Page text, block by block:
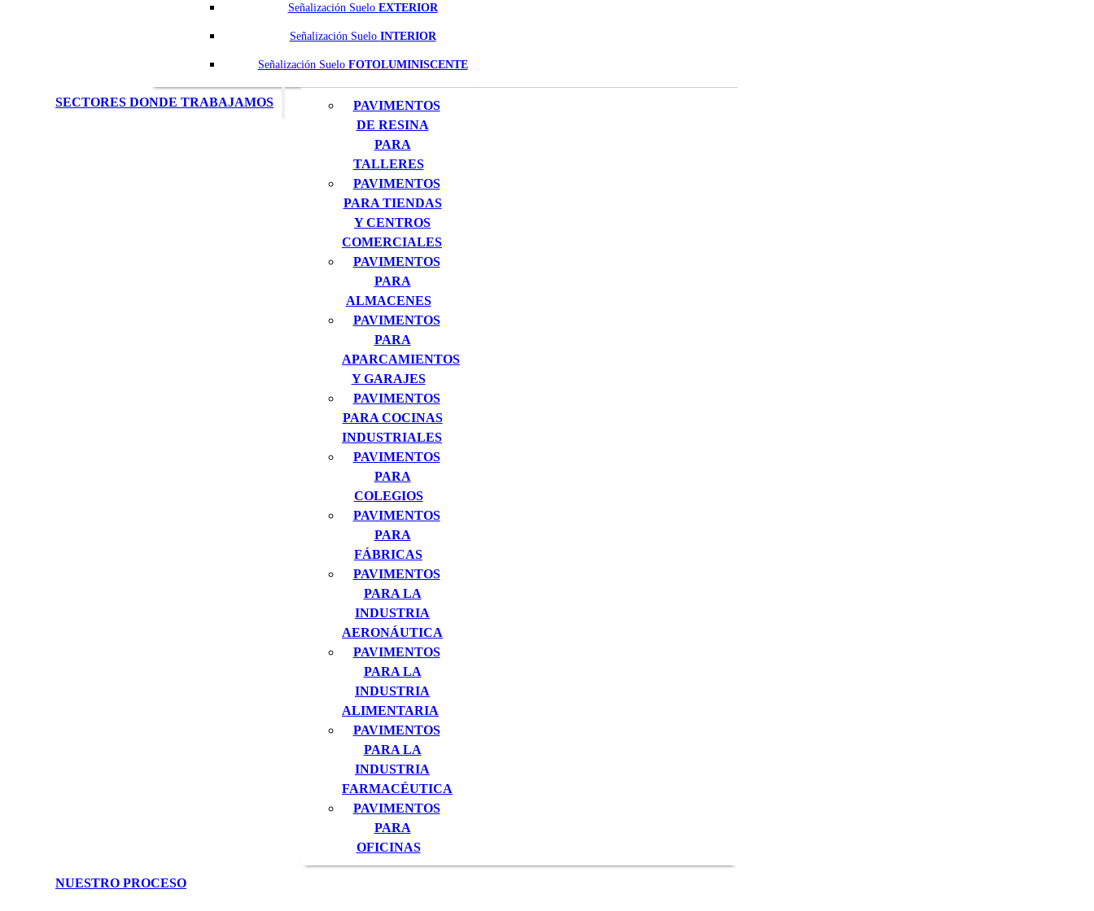
Señalización Suelo EXTERIOR
Señalización Suelo INTERIOR
Señalización Suelo FOTOLUMINISCENTE
SECTORES DONDE TRABAJAMOS
PAVIMENTOS
DE RESINA
PARA
TALLERES
PAVIMENTOS
PARA TIENDAS
Y CENTROS
COMERCIALES
PAVIMENTOS
PARA
ALMACENES
PAVIMENTOS
PARA
APARCAMIENTOS
Y GARAJES
PAVIMENTOS
PARA COCINAS
INDUSTRIALES
PAVIMENTOS
PARA
COLEGIOS
PAVIMENTOS
PARA
FÁBRICAS
PAVIMENTOS
PARA LA
INDUSTRIA
AERONÁUTICA
PAVIMENTOS
PARA LA
INDUSTRIA
ALIMENTARIA
PAVIMENTOS
PARA LA
INDUSTRIA
FARMACÉUTICA
PAVIMENTOS
PARA
OFICINAS
NUESTRO PROCESO